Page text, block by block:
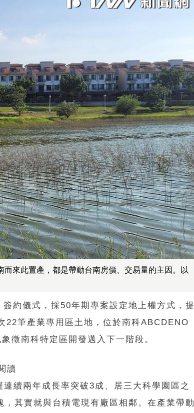
來此置產，都是帶動台南房價、交易量的主因。以
約儀式，採50年期專案設定地上權方式，提
22筆產業專用區土地，位於南科ABCDENO
徵南科特定區開發邁入下一階段。
讀
續兩年成長率突破3成、居三大科學園區之
其實就與台積電現有廠區相鄰。在產業帶動